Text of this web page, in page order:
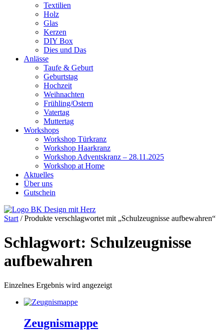
Textilien
Holz
Glas
Kerzen
DIY Box
Dies und Das
Anlässe
Taufe & Geburt
Geburtstag
Hochzeit
Weihnachten
Frühling/Ostern
Vatertag
Muttertag
Workshops
Workshop Türkranz
Workshop Haarkranz
Workshop Adventskranz – 28.11.2025
Workshop at Home
Aktuelles
Über uns
Gutschein
Start / Produkte verschlagwortet mit „Schulzeugnisse aufbewahren“
Schlagwort: Schulzeugnisse
aufbewahren
Einzelnes Ergebnis wird angezeigt
Zeugnismappe